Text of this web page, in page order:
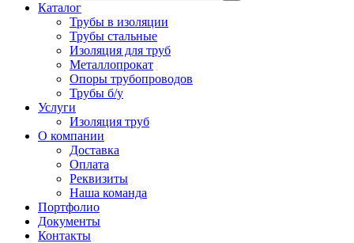
Каталог
Трубы в изоляции
Трубы стальные
Изоляция для труб
Металлопрокат
Опоры трубопроводов
Трубы б/у
Услуги
Изоляция труб
О компании
Доставка
Оплата
Реквизиты
Наша команда
Портфолио
Документы
Контакты